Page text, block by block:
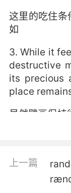
这里的吃住
如
3. While it
destructive
its precious
place
虽然壁画保
的原始质地
上一篇